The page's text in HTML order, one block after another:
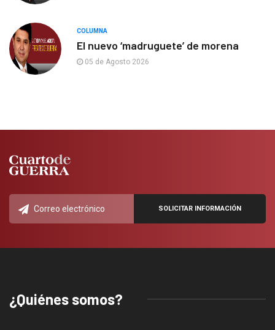
COLUMNA
El nuevo ‘madruguete’ de morena
05 de Agosto 2026
¿Quiénes somos?